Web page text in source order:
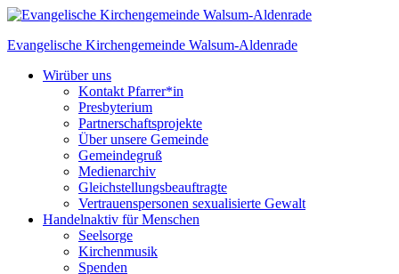
Skip
content
Evangelische Kirchengemeinde Walsum-Aldenrade
Wirüber uns
Kontakt Pfarrer*in
Presbyterium
Partnerschaftsprojekte
Über unsere Gemeinde
Gemeindegruß
Medienarchiv
Gleichstellungs­beauftragte
Vertrauenspersonen sexualisierte Gewalt
Handelnaktiv für Menschen
Seelsorge
Kirchenmusik
Spenden